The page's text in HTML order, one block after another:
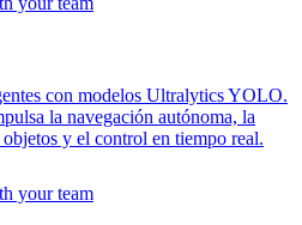
con modelos Ultralytics YOLO.
la navegación autónoma, la
y el control en tiempo real.